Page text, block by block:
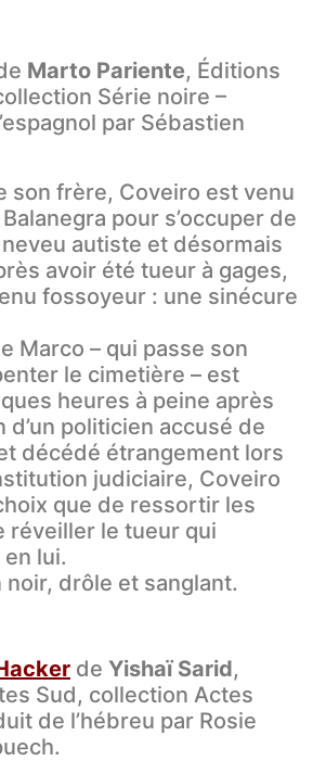
Marto Pariente, Éditions
Série noire –
par Sébastien
son frère, Coveiro est venu
pour s’occuper de
autiste et désormais
avoir été tueur à gages,
fossoyeur : une sinécure
Marco – qui passe son
le cimetière – est
heures à peine après
d’un politicien accusé de
décédé étrangement lors
judiciaire, Coveiro
choix que de ressortir les
réveiller le tueur qui
lui.
drôle et sanglant.
de Yishaï Sarid,
Sud, collection Actes
de l’hébreu par Rosie